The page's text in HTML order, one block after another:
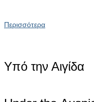
Περισσότερα
Υπό την Αιγίδα